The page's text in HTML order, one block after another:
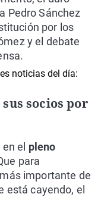
Pedro Sánchez
por los
y el debate
noticias del día:
socios por
el pleno
para
importante de
está cayendo, el